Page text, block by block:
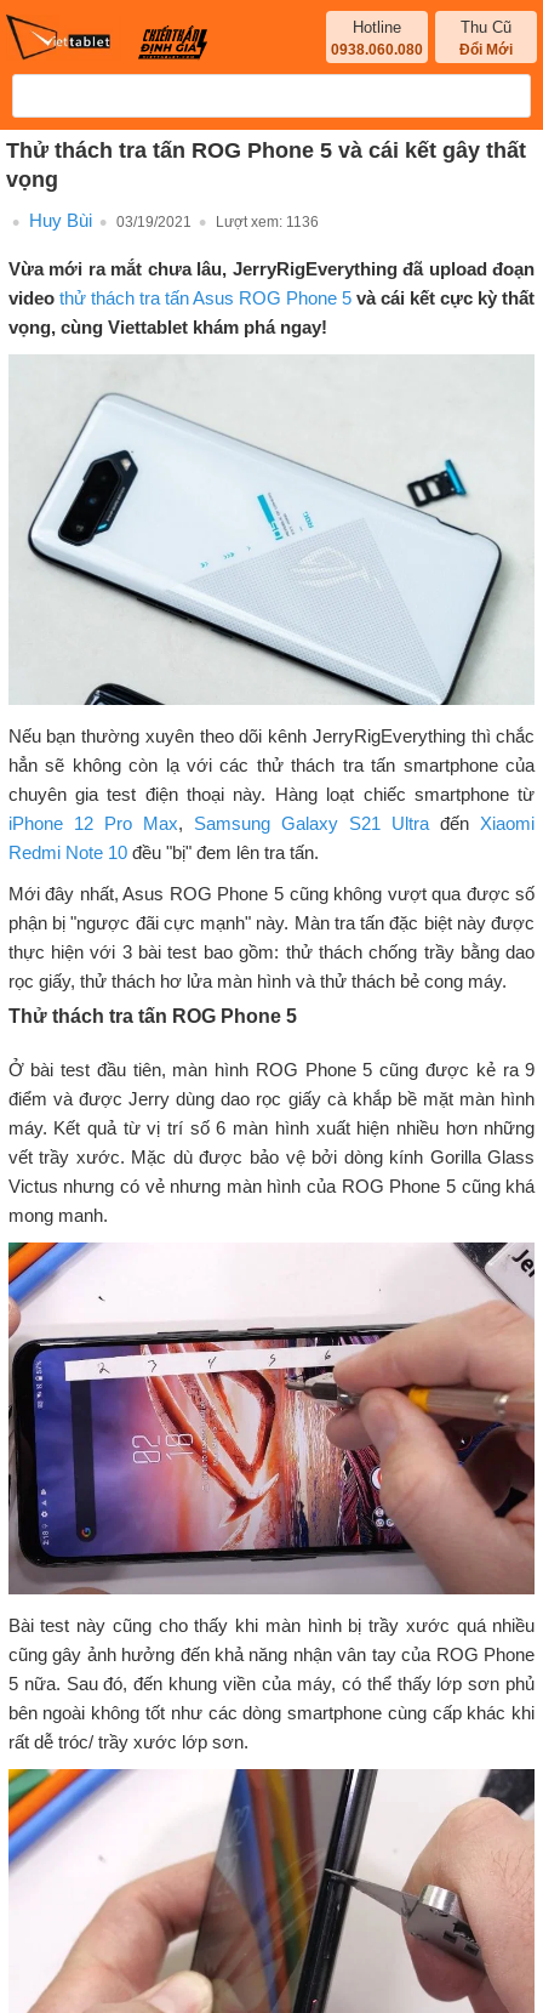
Hotline
0938.060.080
Thu Cũ
Đổi Mới
Thử thách tra tấn ROG Phone 5 và cái kết gây thất
vọng
Huy Bùi 03/19/2021 Lượt xem: 1136
Vừa mới ra mắt chưa lâu, JerryRigEverything đã upload đoạn
video thử thách tra tấn Asus ROG Phone 5 và cái kết cực kỳ thất
vọng, cùng Viettablet khám phá ngay!
Nếu bạn thường xuyên theo dõi kênh JerryRigEverything thì chắc
hẳn sẽ không còn lạ với các thử thách tra tấn smartphone của
chuyên gia test điện thoại này. Hàng loạt chiếc smartphone từ
iPhone 12 Pro Max, Samsung Galaxy S21 Ultra đến Xiaomi
Redmi Note 10đều "bị" đem lên tra tấn.
Mới đây nhất, Asus ROG Phone 5 cũng không vượt qua được số
phận bị "ngược đãi cực mạnh" này. Màn tra tấn đặc biệt này được
thực hiện với 3 bài test bao gồm: thử thách chống trầy bằng dao
rọc giấy, thử thách hơ lửa màn hình và thử thách bẻ cong máy.
Thử thách tra tấn ROG Phone 5
Ở bài test đầu tiên, màn hình ROG Phone 5 cũng được kẻ ra 9
điểm và được Jerry dùng dao rọc giấy cà khắp bề mặt màn hình
máy. Kết quả từ vị trí số 6 màn hình xuất hiện nhiều hơn những
vết trầy xước. Mặc dù được bảo vệ bởi dòng kính Gorilla Glass
Victus nhưng có vẻ nhưng màn hình của ROG Phone 5 cũng khá
mong manh.
Bài test này cũng cho thấy khi màn hình bị trầy xước quá nhiều
cũng gây ảnh hưởng đến khả năng nhận vân tay của ROG Phone
5 nữa. Sau đó, đến khung viền của máy, có thể thấy lớp sơn phủ
bên ngoài không tốt như các dòng smartphone cùng cấp khác khi
rất dễ tróc/ trầy xước lớp sơn.